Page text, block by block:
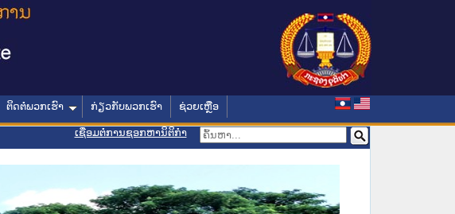
ຕິດຕໍ່ພວກເຮົາ ກ່ຽວກັບພວກເຮົາ ຊ່ວຍເຫຼືອ
ເຊື່ອມຕໍ່ການຊອກຫານິຕິກຳ